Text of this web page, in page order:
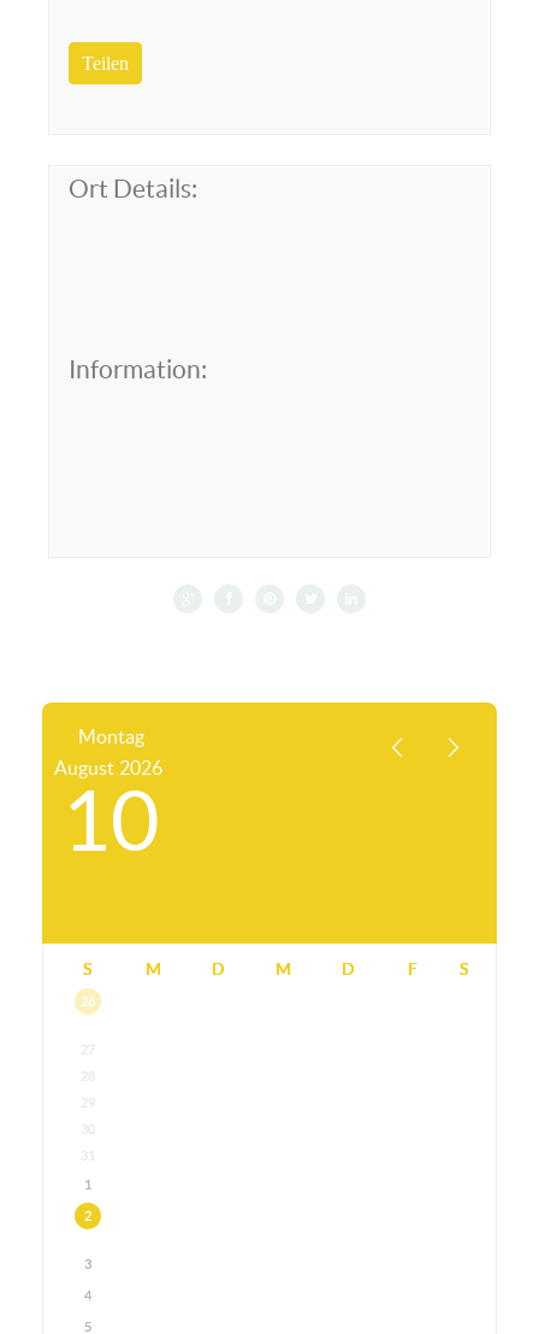
Teilen
Ort Details:
Information:
Montag
August 2026
10
S M D M D F S
26
27
28
29
30
31
1
2
3
4
5